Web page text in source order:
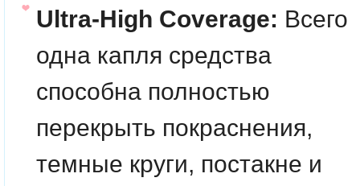
Ultra-High Coverage: Всего
одна капля средства
способна полностью
перекрыть покраснения,
темные круги, постакне и